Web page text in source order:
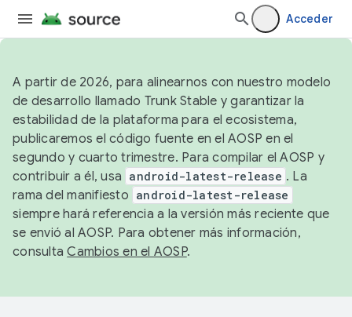
Acceder
A partir de 2026, para alinearnos con nuestro modelo
de desarrollo llamado Trunk Stable y garantizar la
estabilidad de la plataforma para el ecosistema,
publicaremos el código fuente en el AOSP en el
segundo y cuarto trimestre. Para compilar el AOSP y
contribuir a él, usa android-latest-release . La
rama del manifiesto android-latest-release
siempre hará referencia a la versión más reciente que
se envió al AOSP. Para obtener más información,
consultaCambios en el AOSP.